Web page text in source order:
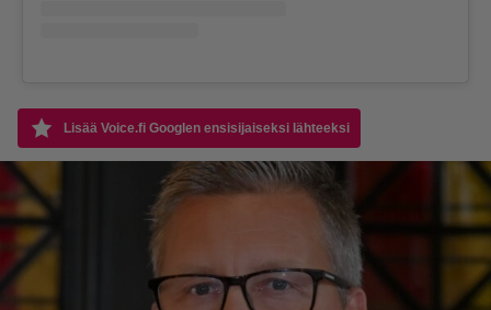
Lisää Voice.fi Googlen ensisijaiseksi lähteeksi